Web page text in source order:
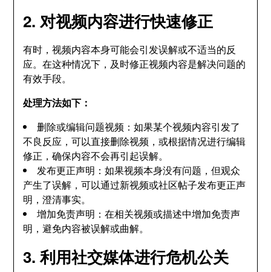
2. 对视频内容进行快速修正
有时，视频内容本身可能会引发误解或不适当的反
应。在这种情况下，及时修正视频内容是解决问题的
有效手段。
处理方法如下：
删除或编辑问题视频：如果某个视频内容引发了
不良反应，可以直接删除视频，或根据情况进行编辑
修正，确保内容不会再引起误解。
发布更正声明：如果视频本身没有问题，但观众
产生了误解，可以通过新视频或社区帖子发布更正声
明，澄清事实。
增加免责声明：在相关视频或描述中增加免责声
明，避免内容被误解或曲解。
3. 利用社交媒体进行危机公关